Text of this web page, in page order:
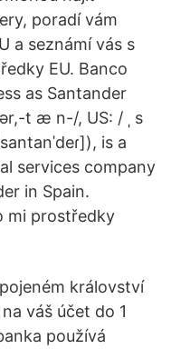
poradí vám
a seznámí vás s
EU. Banco
as Santander
t æ n-/, US: / ˌ s
is a
services company
in Spain.
mi prostředky
království
váš účet do 1
používá